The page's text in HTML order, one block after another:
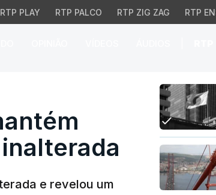
RTP PLAY RTP PALCO RTP ZIG ZAG RTP
taxa de juro
e revelou um